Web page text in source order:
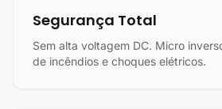
Segurança Total
Sem alta voltagem DC. Micro
de incêndios e choques elétricos.